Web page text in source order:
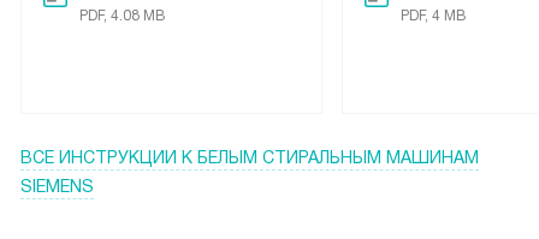
PDF, 4.08 MB PDF, 4 MB
ВСЕ ИНСТРУКЦИИ К БЕЛЫМ СТИРАЛЬНЫМ МАШИНАМ
SIEMENS